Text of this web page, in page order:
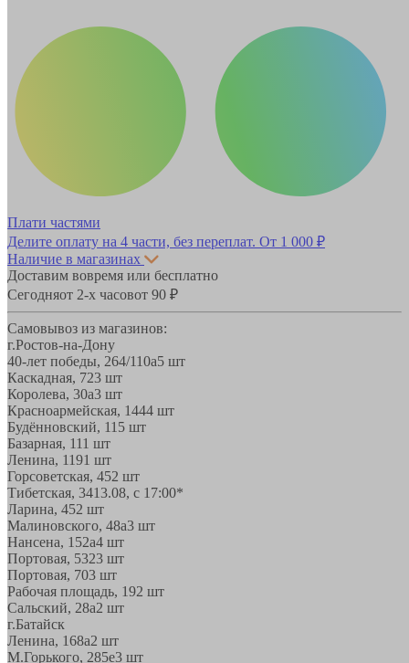
Плати частями
Делите оплату на 4 части, без переплат. От 1 000 ₽
Наличие в магазинах
Доставим вовремя или бесплатно
Сегодняот 2-х часовот 90 ₽
Самовывоз из магазинов:
г.Ростов-на-Дону
40-лет победы, 264/110а5 шт
Каскадная, 723 шт
Королева, 30а3 шт
Красноармейская, 1444 шт
Будённовский, 11 5 шт
Базарная, 111 шт
Ленина, 1191 шт
Горсоветская, 452 шт
Тибетская, 3413.08, с 17:00*
Ларина, 452 шт
Малиновского, 48а3 шт
Нансена, 152а4 шт
Портовая, 5323 шт
Портовая, 703 шт
Рабочая площадь, 192 шт
Сальский, 28a2 шт
г.Батайск
Ленина, 168а2 шт
М.Горького, 285е3 шт